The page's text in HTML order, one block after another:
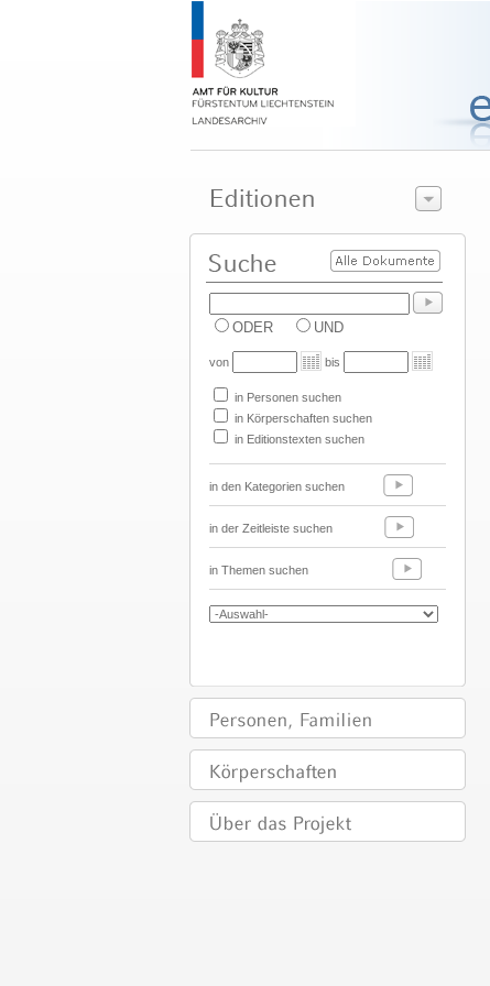
ODER UND
von bis
in Personen suchen
in Körperschaften suchen
in Editionstexten suchen
in den Kategorien suchen
in der Zeitleiste suchen
in Themen suchen